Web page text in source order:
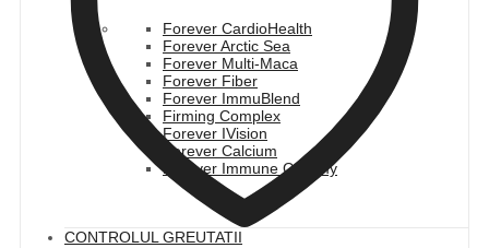
Forever CardioHealth
Forever Arctic Sea
Forever Multi-Maca
Forever Fiber
Forever ImmuBlend
Firming Complex
Forever IVision
Forever Calcium
Forever Immune Gummy
CONTROLUL GREUTATII